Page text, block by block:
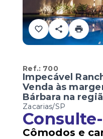
Ref.: 700
Impecável
Venda às
Bárbara na
Zacarias/SP
Cômodos e